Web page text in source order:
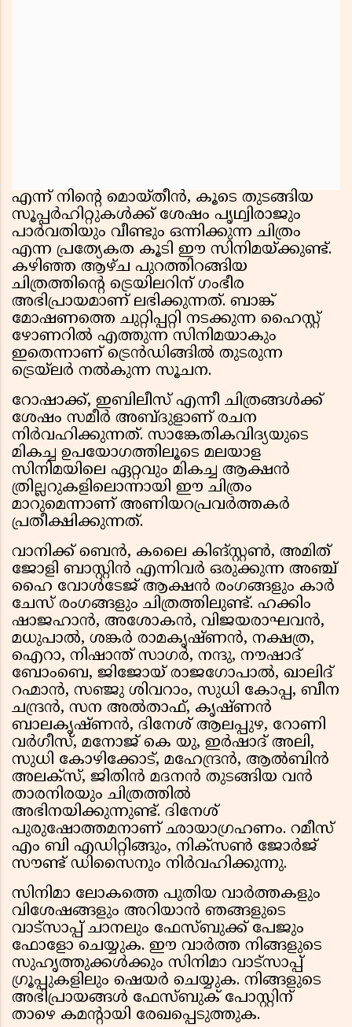
എന്ന് നിൻ്റെ മൊയ്തീൻ, കൂടെ തുടങ്ങിയ
സൂപ്പർഹിറ്റുകൾക്ക് ശേഷം പൃഥ്വിരാജും
പാർവതിയും വീണ്ടും ഒന്നിക്കുന്ന ചിത്രം
എന്ന പ്രത്യേകത കൂടി ഈ സിനിമയ്ക്കുണ്ട്.
കഴിഞ്ഞ ആഴ്ച പുറത്തിറങ്ങിയ
ചിത്രത്തിൻ്റെ ട്രെയിലറിന് ഗംഭീര
അഭിപ്രായമാണ് ലഭിക്കുന്നത്. ബാങ്ക്
മോഷണത്തെ ചുറ്റിപ്പറ്റി നടക്കുന്ന ഹൈസ്റ്റ്
ഴോണറിൽ എത്തുന്ന സിനിമയാകും
ഇതെന്നാണ് ട്രെൻഡിങ്ങിൽ തുടരുന്ന
ട്രെയ്‌ലർ നൽകുന്ന സൂചന.
റോഷാക്ക്, ഇബിലീസ് എന്നീ ചിത്രങ്ങൾക്ക്
ശേഷം സമീര്‍ അബ്ദുളാണ് രചന
നിർവഹിക്കുന്നത്. സാങ്കേതികവിദ്യയുടെ
മികച്ച ഉപയോഗത്തിലൂടെ മലയാള
സിനിമയിലെ ഏറ്റവും മികച്ച ആക്ഷൻ
ത്രില്ലറുകളിലൊന്നായി ഈ ചിത്രം
മാറുമെന്നാണ് അണിയറപ്രവർത്തകർ
പ്രതീക്ഷിക്കുന്നത്.
വാനിക്ക് ബെൻ, കലൈ കിങ്സ്റ്റൺ, അമിത്
ജോളി ബാസ്റ്റിൻ എന്നിവർ ഒരുക്കുന്ന അഞ്ച്
ഹൈ വോൾടേജ് ആക്ഷൻ രംഗങ്ങളും കാർ
ചേസ് രംഗങ്ങളും ചിത്രത്തിലുണ്ട്. ഹക്കിം
ഷാജഹാൻ, അശോകൻ, വിജയരാഘവൻ,
മധുപാൽ, ശങ്കർ രാമകൃഷ്ണൻ, നക്ഷത്ര,
ഐറാ, നിഷാന്ത് സാഗർ, നന്ദു, നൗഷാദ്
ബോംബെ, ജിജോയ് രാജഗോപാൽ, ഖാലിദ്
റഹ്മാൻ, സഞ്ജു ശിവറാം, സുധി കോപ്പ, ബീന
ചന്ദ്രൻ, സന അൽതാഫ്, കൃഷ്ണൻ
ബാലകൃഷ്ണൻ, ദിനേശ് ആലപ്പുഴ, റോണി
വർഗീസ്, മനോജ് കെ യു, ഇർഷാദ് അലി,
സുധി കോഴിക്കോട്, മഹേന്ദ്രൻ, ആൽബിൻ
അലക്സ്, ജിതിൻ മദനൻ തുടങ്ങിയ വൻ
താരനിരയും ചിത്രത്തിൽ
അഭിനയിക്കുന്നുണ്ട്. ദിനേശ്
പുരുഷോത്തമനാണ് ഛായാഗ്രഹണം. റമീസ്
എം ബി എഡിറ്റിങ്ങും, നിക്സൺ ജോർജ്
സൗണ്ട് ഡിസൈനും നിർവഹിക്കുന്നു.
സിനിമാ ലോകത്തെ പുതിയ വാർത്തകളും
വിശേഷങ്ങളും അറിയാൻ ഞങ്ങളുടെ
വാട്സാപ്പ് ചാനലും ഫേസ്ബുക്ക് പേജും
ഫോളോ ചെയ്യുക. ഈ വാർത്ത നിങ്ങളുടെ
സുഹൃത്തുക്കൾക്കും സിനിമാ വാട്സാപ്പ്
ഗ്രൂപ്പുകളിലും ഷെയർ ചെയ്യുക. നിങ്ങളുടെ
അഭിപ്രായങ്ങൾ ഫേസ്ബുക് പോസ്റ്റിന്
താഴെ കമന്റായി രേഖപ്പെടുത്തുക.